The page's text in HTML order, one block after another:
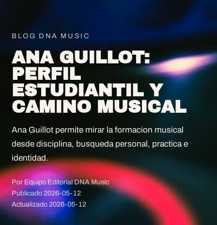
BLOG DNA MUSIC
ANA GUILLOT:
PERFIL
ESTUDIANTIL Y
CAMINO MUSICAL
Ana Guillot permite mirar la formacion musical
desde disciplina, busqueda personal, practica e
identidad.
Por Equipo Editorial DNA Music
Publicado 2026-05-12
Actualizado 2026-05-12